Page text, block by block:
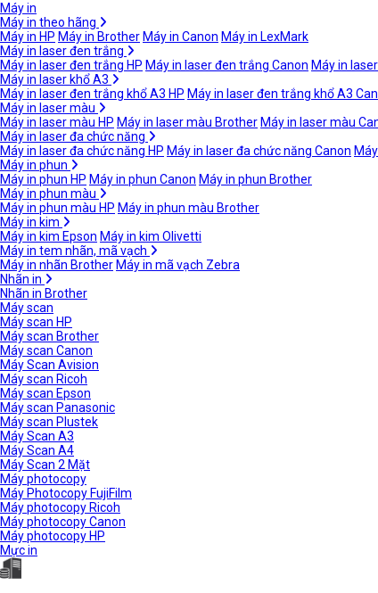
Máy in
Máy in theo hãng
Máy in HP Máy in Brother Máy in Canon Máy in LexMark
Máy in laser đen trắng
Máy in laser đen trắng HP Máy in laser đen trắng Canon Máy in
Máy in laser khổ A3
Máy in laser đen trắng khổ A3 HP Máy in laser đen trắng khổ A3
Máy in laser màu
Máy in laser màu HP Máy in laser màu Brother Máy in laser màu
Máy in laser đa chức năng
Máy in laser đa chức năng HP Máy in laser đa chức năng Canon
Máy in phun
Máy in phun HP Máy in phun Canon Máy in phun Brother
Máy in phun màu
Máy in phun màu HP Máy in phun màu Brother
Máy in kim
Máy in kim Epson Máy in kim Olivetti
Máy in tem nhãn, mã vạch
Máy in nhãn Brother Máy in mã vạch Zebra
Nhãn in
Nhãn in Brother
Máy scan
Máy scan HP
Máy scan Brother
Máy scan Canon
Máy Scan Avision
Máy scan Ricoh
Máy scan Epson
Máy scan Panasonic
Máy scan Plustek
Máy Scan A3
Máy Scan A4
Máy Scan 2 Mặt
Máy photocopy
Máy Photocopy FujiFilm
Máy photocopy Ricoh
Máy photocopy Canon
Máy photocopy HP
Mực in